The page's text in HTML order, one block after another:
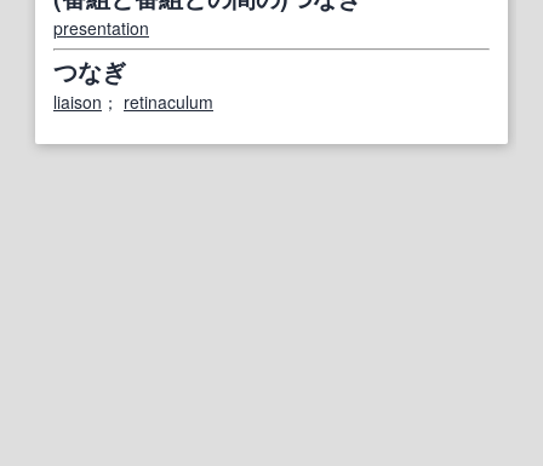
presentation
つなぎ
liaison ； retinaculum